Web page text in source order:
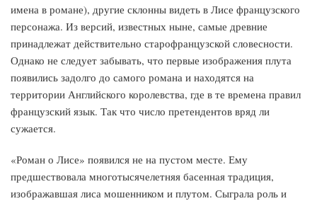
имена в романе), другие склонны видеть в Лисе французского
персонажа. Из версий, известных ныне, самые древние
принадлежат действительно старофранцузской словесности.
Однако не следует забывать, что первые изображения плута
появились задолго до самого романа и находятся на
территории Английского королевства, где в те времена правил
французский язык. Так что число претендентов вряд ли
сужается.
«Роман о Лисе» появился не на пустом месте. Ему
предшествовала многотысячелетняя басенная традиция,
изображавшая лиса мошенником и плутом. Сыграла роль и